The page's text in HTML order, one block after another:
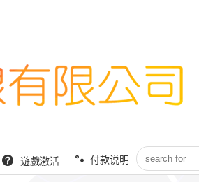
遊戲激活 付款说明